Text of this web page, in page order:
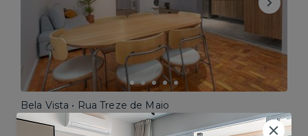
Bela Vista • Rua Treze de Maio
Compartilhado até 5 pessoas • 160m²